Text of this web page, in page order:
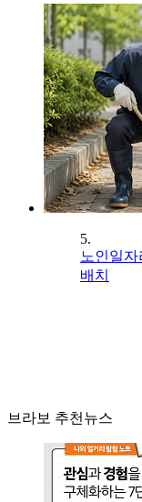
5.
노인일
배치
브라보 추천뉴스